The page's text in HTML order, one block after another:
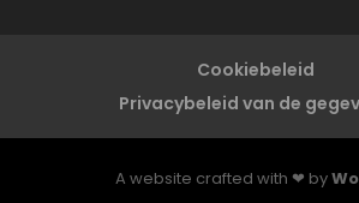
Cookiebeleid
Privacybeleid van de
A website crafted with ❤ by